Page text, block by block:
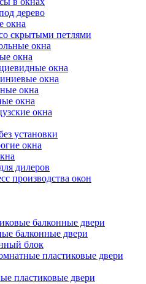
дерево
окна
скрытыми петлями
окна
окна
окна
окна
окна
окна
окна
установки
окна
дилеров
производства окон
балконные двери
балконные двери
блок
пластиковые двери
пластиковые двери